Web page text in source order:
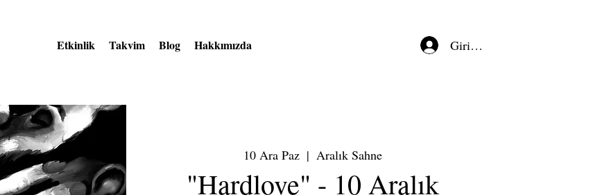
Etkinlik Takvim Blog Hakkımızda Giriş/Kayıt
10 Ara Paz
  |
Aralık Sahne
"Hardlove" - 10 Aralık